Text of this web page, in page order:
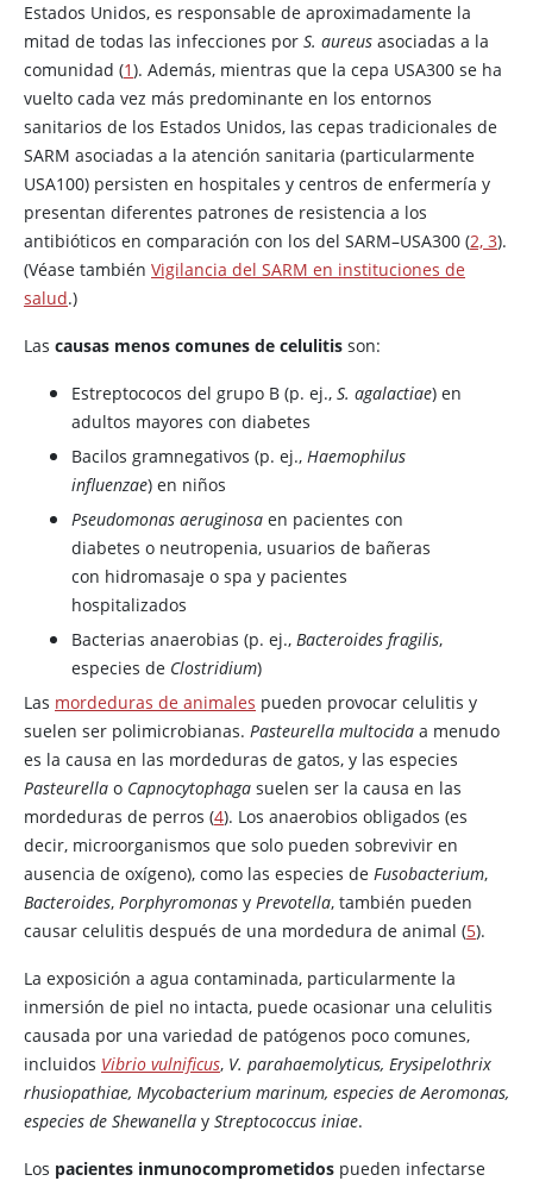
Estados Unidos, es responsable de aproximadamente la
mitad de todas las infecciones por S. aureus asociadas a la
comunidad (1). Además, mientras que la cepa USA300 se ha
vuelto cada vez más predominante en los entornos
sanitarios de los Estados Unidos, las cepas tradicionales de
SARM asociadas a la atención sanitaria (particularmente
USA100) persisten en hospitales y centros de enfermería y
presentan diferentes patrones de resistencia a los
antibióticos en comparación con los del SARM–USA300 (2, 3).
(Véase también Vigilancia del SARM en instituciones de
salud.)
Las causas menos comunes de celulitis son:
Estreptococos del grupo B (p. ej., S. agalactiae) en
adultos mayores con diabetes
Bacilos gramnegativos (p. ej., Haemophilus
influenzae) en niños
Pseudomonas aeruginosa en pacientes con
diabetes o neutropenia, usuarios de bañeras
con hidromasaje o spa y pacientes
hospitalizados
Bacterias anaerobias (p. ej., Bacteroides fragilis,
especies de Clostridium)
Las mordeduras de animales pueden provocar celulitis y
suelen ser polimicrobianas. Pasteurella multocida a menudo
es la causa en las mordeduras de gatos, y las especies
Pasteurella o Capnocytophaga suelen ser la causa en las
mordeduras de perros (4). Los anaerobios obligados (es
decir, microorganismos que solo pueden sobrevivir en
ausencia de oxígeno), como las especies de Fusobacterium,
Bacteroides, Porphyromonas y Prevotella, también pueden
causar celulitis después de una mordedura de animal (5).
La exposición a agua contaminada, particularmente la
inmersión de piel no intacta, puede ocasionar una celulitis
causada por una variedad de patógenos poco comunes,
incluidos Vibrio vulnificus, V. parahaemolyticus, Erysipelothrix
rhusiopathiae, Mycobacterium marinum, especies de Aeromonas,
especies de Shewanella y Streptococcus iniae.
Los pacientes inmunocomprometidos pueden infectarse